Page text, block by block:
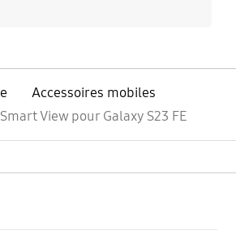
Accessoires mobiles
View pour Galaxy S23 FE